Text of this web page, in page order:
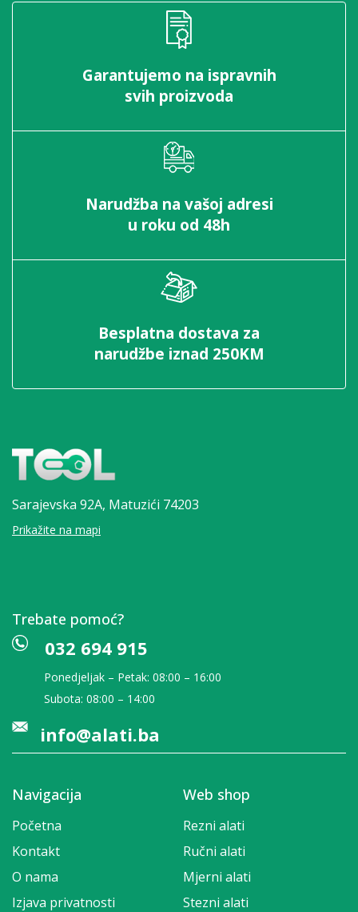
Garantujemo na ispravnih
svih proizvoda
Narudžba na vašoj adresi
u roku od 48h
Besplatna dostava za
narudžbe iznad 250KM
Sarajevska 92A, Matuzići 74203
Prikažite na mapi
Trebate pomoć?
032 694 915
Ponedjeljak – Petak: 08:00 – 16:00
Subota: 08:00 – 14:00
info@alati.ba
Navigacija
Početna
Kontakt
O nama
Izjava privatnosti
Web shop
Rezni alati
Ručni alati
Mjerni alati
Stezni alati